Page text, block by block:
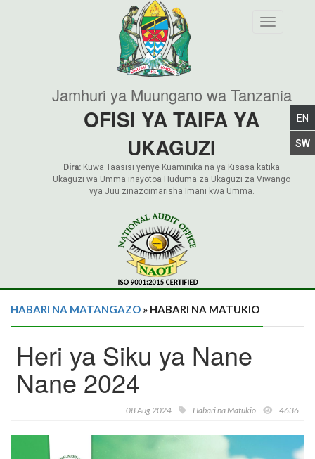
Toggle
Jamhuri ya Muungano wa Tanzania
OFISI YA TAIFA YA
UKAGUZI
Dira: Kuwa Taasisi yenye Kuaminika na ya Kisasa katika
Ukaguzi wa Umma inayotoa Huduma za Ukaguzi za Viwango
vya Juu zinazoimarisha Imani kwa Umma.
HABARI NA MATANGAZO » HABARI NA MATUKIO
Heri ya Siku ya Nane
Nane 2024
08 Aug 2024 Habari na Matukio 4636